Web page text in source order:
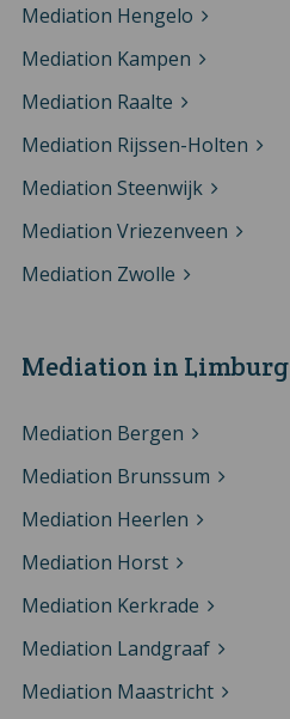
Mediation Hengelo
Mediation Kampen
Mediation Raalte
Mediation Rijssen-Holten
Mediation Steenwijk
Mediation Vriezenveen
Mediation Zwolle
Mediation in Limburg
Mediation Bergen
Mediation Brunssum
Mediation Heerlen
Mediation Horst
Mediation Kerkrade
Mediation Landgraaf
Mediation Maastricht